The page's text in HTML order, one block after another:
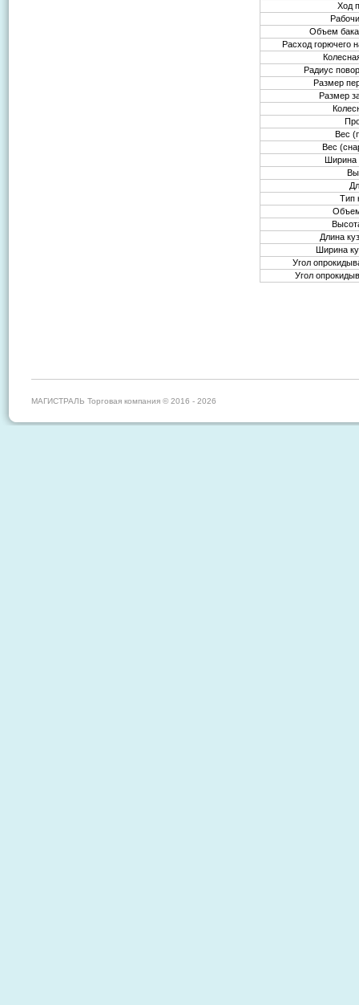
Ход
Объем бака
Расход горючего
Радиус
Размер
Размер
Вес
Вес
Ширина
Тип
Длина
Ширина
Угол
Угол
МАГИСТРАЛЬ Торговая компания © 2016 - 2026